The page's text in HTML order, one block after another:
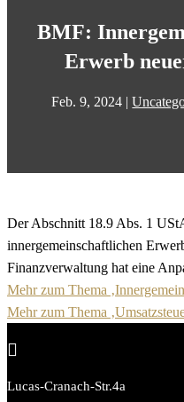
BMF:
Erwerb
Feb. 9, 2024 |
Der Abschnitt 18.9 Abs. 1
innergemeinschaftlichen
Finanzverwaltung hat eine
Mehr zum Thema
Mehr zum Thema

Lucas-Cranach-Str.4a